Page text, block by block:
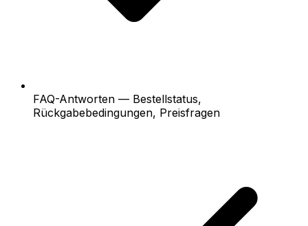
FAQ-Antworten — Bestellstatus,
Rückgabebedingungen, Preisfragen